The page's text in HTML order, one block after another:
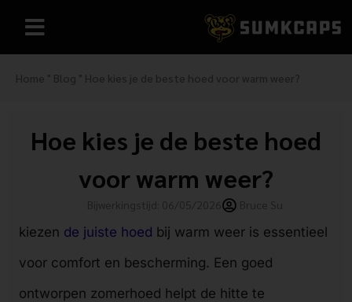
Home " Blog " Hoe kies je de beste hoed voor warm weer?
Hoe kies je de beste hoed
voor warm weer?
kiezen de juiste hoed bij warm weer is essentieel
voor comfort en bescherming. Een goed
ontworpen zomerhoed helpt de hitte te